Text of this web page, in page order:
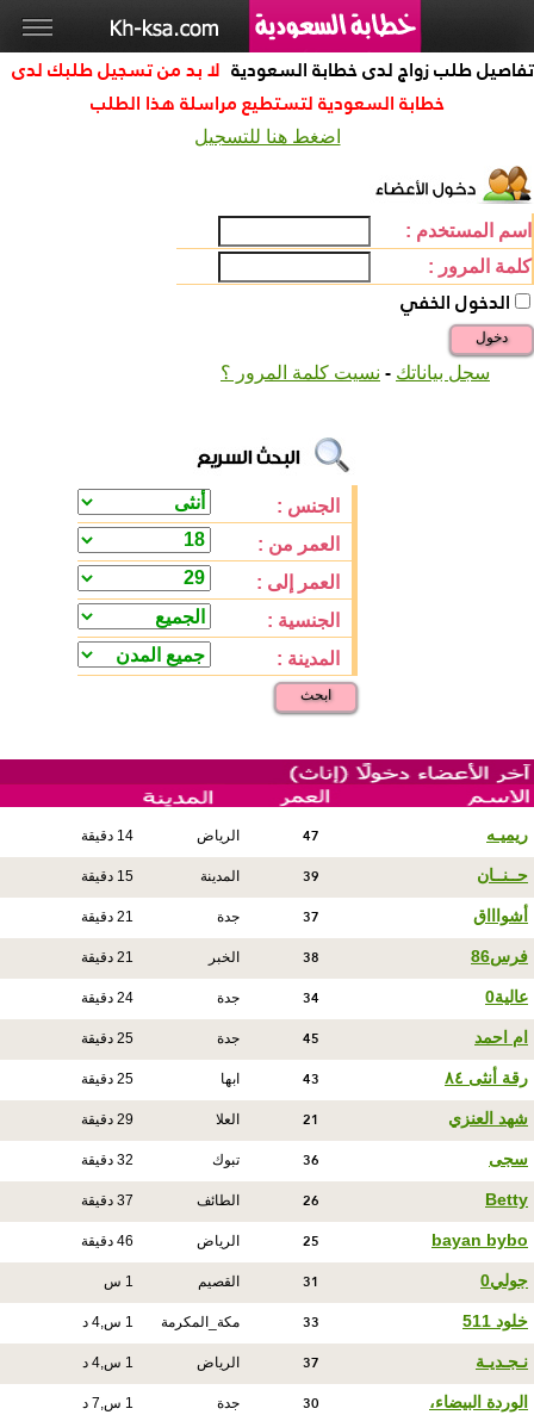
تفاصيل طلب زواج لدى خطابة السعودية لا بد من تسجيل طلبك لدى
خطابة السعودية لتستطيع مراسلة هذا الطلب
اضغط هنا للتسجيل
اسم المستخدم :
كلمة المرور :
الدخول الخفي
دخول
سجل بياناتك - نسيت كلمة المرور ؟
الجنس :
العمر من :
العمر إلى :
الجنسية :
المدينة :
ابحث
ريميـه 47 الرياض 14 دقيقة
حــنــان 39 المدينة 15 دقيقة
أشواااق 37 جدة 21 دقيقة
فرس86 38 الخبر 21 دقيقة
عالية0 34 جدة 24 دقيقة
ام احمد 45 جدة 25 دقيقة
رقة أنثى ٨٤ 43 ابها 25 دقيقة
شهد العنزي 21 العلا 29 دقيقة
سجى 36 تبوك 32 دقيقة
Betty
26 الطائف 37 دقيقة
bayan bybo
25 الرياض 46 دقيقة
جولي0 31 القصيم 1 س
خلود 511 33 مكة_المكرمة 1 س,4 د
نـجـديـة 37 الرياض 1 س,4 د
الوردة البيضاء، 30 جدة 1 س,7 د